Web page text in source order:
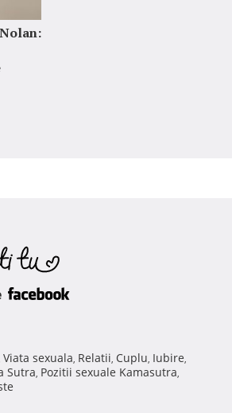
Viata sexuala, Relatii, Cuplu, Iubire,
Sutra, Pozitii sexuale Kamasutra,